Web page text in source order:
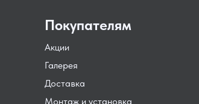
Монтаж и установка
Доставка
Акции
Галерея
Покупателям